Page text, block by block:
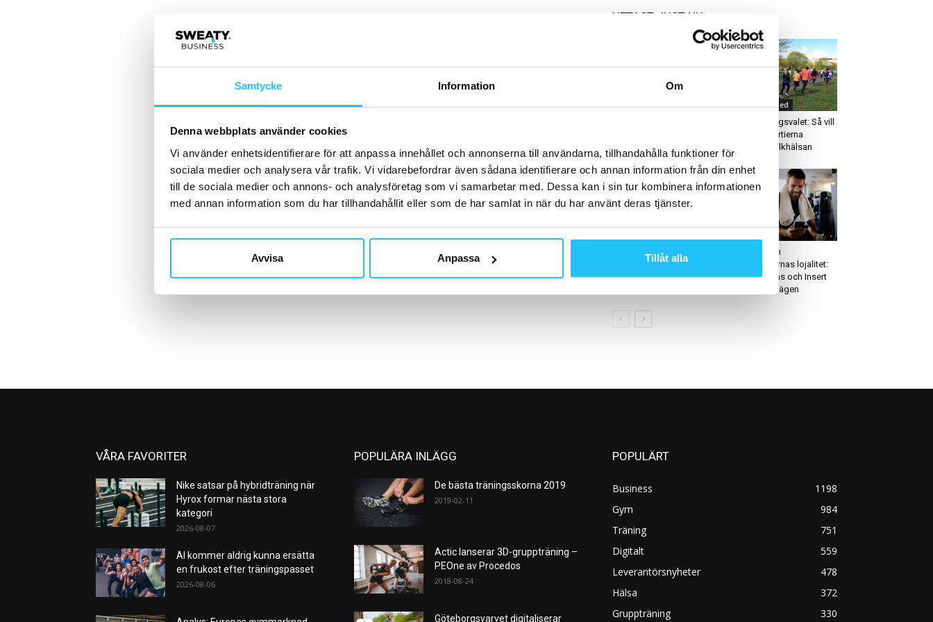
Samtycke Information Om
Denna webbplats använder cookies
Vi använder enhetsidentifierare för att anpassa innehållet och annonserna till användarna, tillhandahålla funktioner för
sociala medier och analysera vår trafik. Vi vidarebefordrar även sådana identifierare och annan information från din enhet
till de sociala medier och annons- och analysföretag som vi samarbetar med. Dessa kan i sin tur kombinera informationen
med annan information som du har tillhandahållit eller som de har samlat in när du har använt deras tjänster.
Avvisa Anpassa Tillåt alla
HETAST JUST NU
Träning Uncategorized
Inför riksdagsvalet: Så vill
riksdagspartierna
förbättra folkhälsan
Medley utökar i
Norrköping och Malmö
Kampen om
medlemmarnas lojalitet:
BRP Systems och Insert
Coin leder vägen
VÅRA FAVORITER
Nike satsar på hybridträning när
Hyrox formar nästa stora
kategori
2026-08-07
AI kommer aldrig kunna ersätta
en frukost efter träningspasset
2026-08-06
POPULÄRA INLÄGG
De bästa träningsskorna 2019
2019-02-11
Actic lanserar 3D-gruppträning –
PEOne av Procedos
2018-08-24
Göteborgsvarvet digitaliserar
POPULÄRT
Business
1198
Gym
984
Träning
751
Digitalt
559
Leverantörsnyheter
478
Hälsa
372
Gruppträning
330